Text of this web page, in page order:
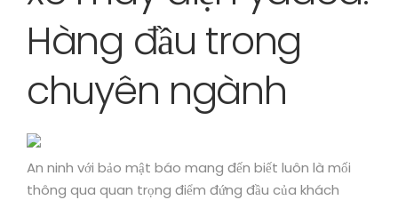
Hàng đầu trong
chuyên ngành
An ninh với bảo mật báo mang đến biết luôn là mối
thông qua quan trọng điểm đứng đầu của khách